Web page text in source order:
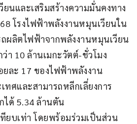
นและเสริมสร้างความมั่นคงทาง
โรงไฟฟ้าพลังงานหมุนเวียนใน
ถผลิตไฟฟ้าจากพลังงานหมุนเวียน
า 10 ล้านเมกะวัตต์-ชั่วโมง
ยละ 17 ของไฟฟ้าพลังงาน
ศและสามารถหลีกเลี่ยงการ
ได้ 5.34 ล้านตัน
ยบเท่า โดยพร้อมร่วมเป็นส่วน